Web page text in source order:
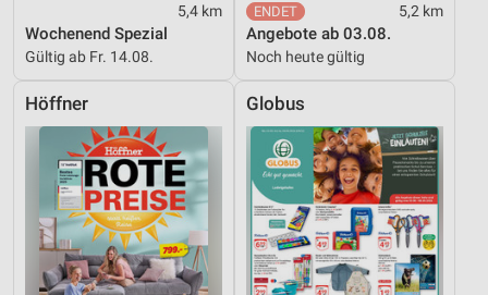
5,4 km
Wochenend Spezial
Gültig ab Fr. 14.08.
5,2 km
Angebote ab 03.08.
Noch heute gültig
Höffner Globus